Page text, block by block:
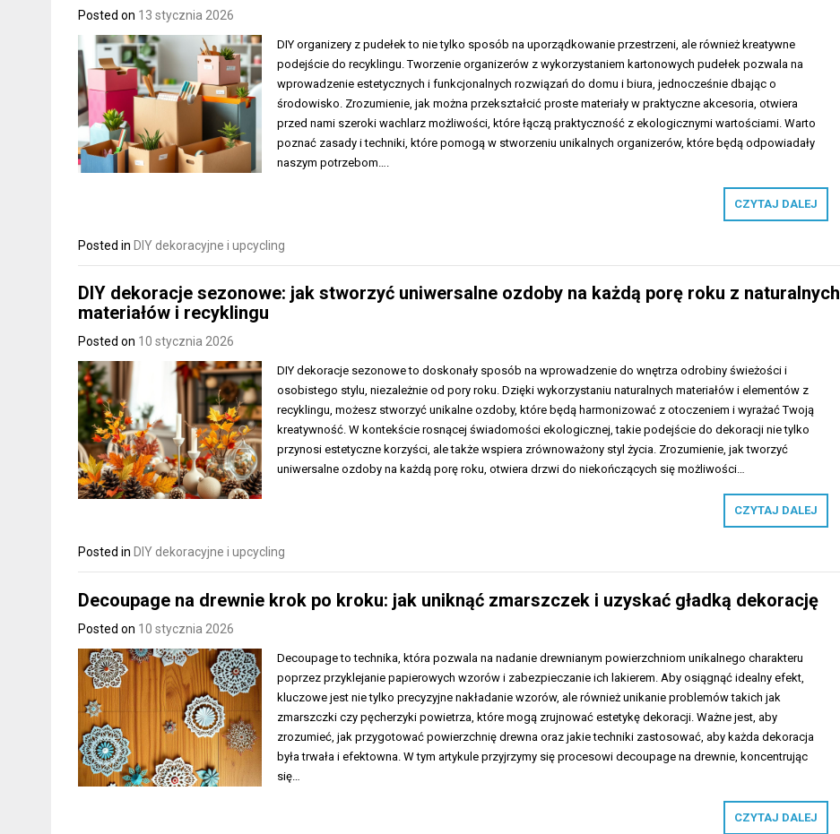
Posted on 13 stycznia 2026
DIY organizery z pudełek to nie tylko sposób na uporządkowanie przestrzeni, ale również kreatywne
podejście do recyklingu. Tworzenie organizerów z wykorzystaniem kartonowych pudełek pozwala na
wprowadzenie estetycznych i funkcjonalnych rozwiązań do domu i biura, jednocześnie dbając o
środowisko. Zrozumienie, jak można przekształcić proste materiały w praktyczne akcesoria, otwiera
przed nami szeroki wachlarz możliwości, które łączą praktyczność z ekologicznymi wartościami. Warto
poznać zasady i techniki, które pomogą w stworzeniu unikalnych organizerów, które będą odpowiadały
naszym potrzebom….
CZYTAJ DALEJ
Posted in DIY dekoracyjne i upcycling
DIY dekoracje sezonowe: jak stworzyć uniwersalne ozdoby na każdą porę roku z naturalnych
materiałów i recyklingu
Posted on 10 stycznia 2026
DIY dekoracje sezonowe to doskonały sposób na wprowadzenie do wnętrza odrobiny świeżości i
osobistego stylu, niezależnie od pory roku. Dzięki wykorzystaniu naturalnych materiałów i elementów z
recyklingu, możesz stworzyć unikalne ozdoby, które będą harmonizować z otoczeniem i wyrażać Twoją
kreatywność. W kontekście rosnącej świadomości ekologicznej, takie podejście do dekoracji nie tylko
przynosi estetyczne korzyści, ale także wspiera zrównoważony styl życia. Zrozumienie, jak tworzyć
uniwersalne ozdoby na każdą porę roku, otwiera drzwi do niekończących się możliwości…
CZYTAJ DALEJ
Posted in DIY dekoracyjne i upcycling
Decoupage na drewnie krok po kroku: jak uniknąć zmarszczek i uzyskać gładką dekorację
Posted on 10 stycznia 2026
Decoupage to technika, która pozwala na nadanie drewnianym powierzchniom unikalnego charakteru
poprzez przyklejanie papierowych wzorów i zabezpieczanie ich lakierem. Aby osiągnąć idealny efekt,
kluczowe jest nie tylko precyzyjne nakładanie wzorów, ale również unikanie problemów takich jak
zmarszczki czy pęcherzyki powietrza, które mogą zrujnować estetykę dekoracji. Ważne jest, aby
zrozumieć, jak przygotować powierzchnię drewna oraz jakie techniki zastosować, aby każda dekoracja
była trwała i efektowna. W tym artykule przyjrzymy się procesowi decoupage na drewnie, koncentrując
się…
CZYTAJ DALEJ